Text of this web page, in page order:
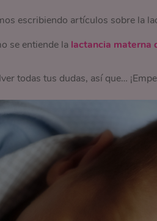
escribiendo artículos sobre la
se entiende la lactancia materna
todas tus dudas, así que…